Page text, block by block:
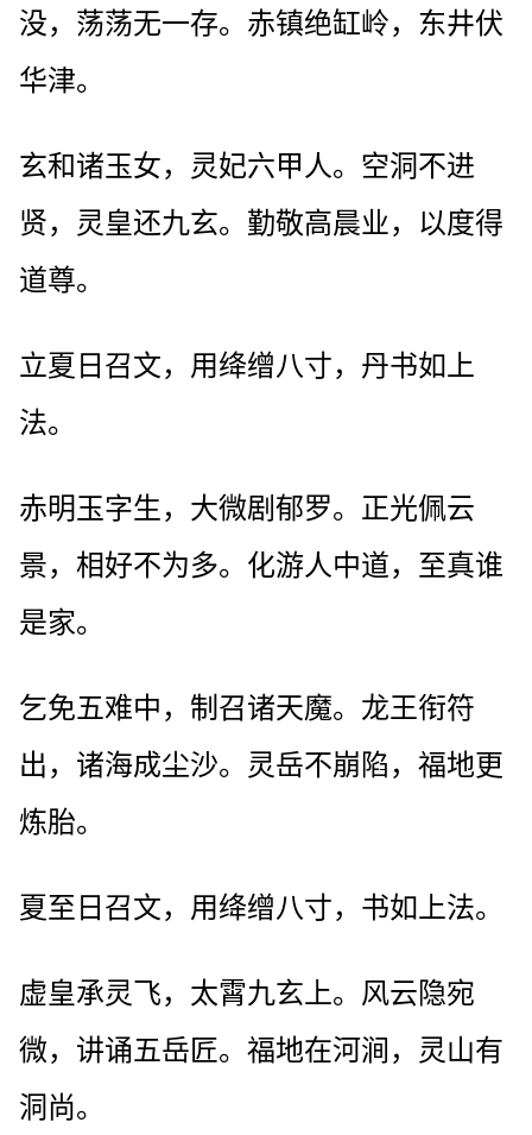
没，荡荡无一存。赤镇绝缸岭，东井伏
华津。
玄和诸玉女，灵妃六甲人。空洞不进
贤，灵皇还九玄。勤敬高晨业，以度得
道尊。
立夏日召文，用绛缯八寸，丹书如上
法。
赤明玉字生，大微剧郁罗。正光佩云
景，相好不为多。化游人中道，至真谁
是家。
乞免五难中，制召诸天魔。龙王衔符
出，诸海成尘沙。灵岳不崩陷，福地更
炼胎。
夏至日召文，用绛缯八寸，书如上法。
虚皇承灵飞，太霄九玄上。风云隐宛
微，讲诵五岳匠。福地在河涧，灵山有
洞尚。